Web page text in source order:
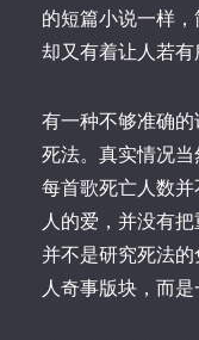
的短篇小说一样
却又有着让人若有
有一种不够准确
死法。真实情况
每首歌死亡人数
人的爱，并没有
并不是研究死法
人奇事版块，而是